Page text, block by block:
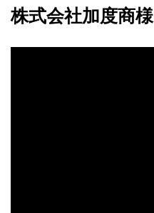
株式会社加度商様